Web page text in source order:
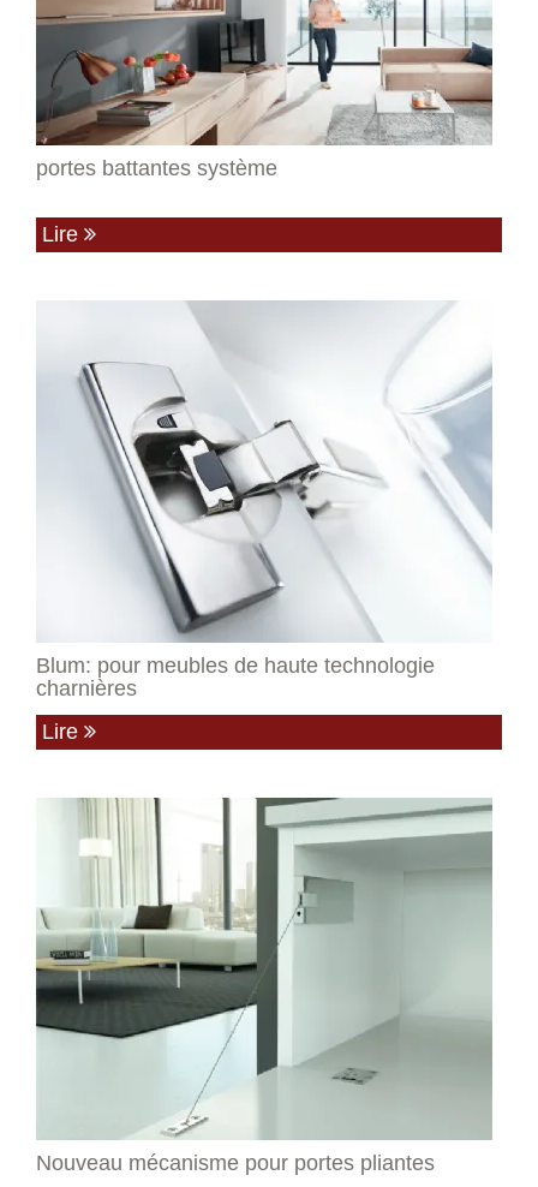
portes battantes système
Lire
Blum: pour meubles de haute technologie
charnières
Lire
Nouveau mécanisme pour portes pliantes